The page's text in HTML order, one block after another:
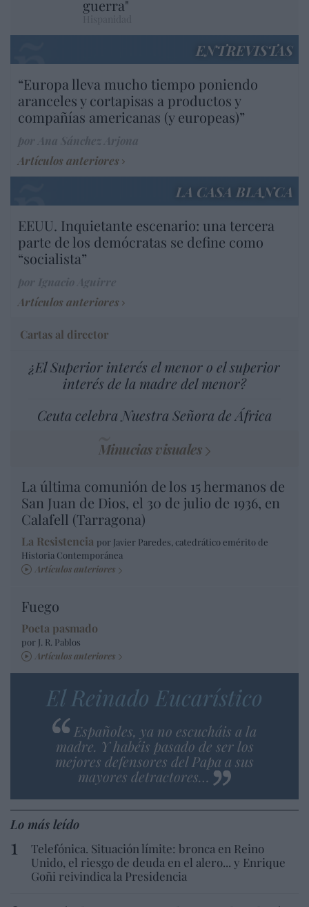
guerra"
ENTREVISTAS
“Europa lleva mucho tiempo poniendo
aranceles y cortapisas a productos y
compañías americanas (y europeas)”
Artículos anteriores
LA CASA BLANCA
EEUU. Inquietante escenario: una tercera
parte de los demócratas se define como
“socialista”
Artículos anteriores
Cartas al director
¿El Superior interés el menor o el superior
interés de la madre del menor?
Ceuta celebra Nuestra Señora de África
Minucias visuales
La última comunión de los 15 hermanos de
San Juan de Dios, el 30 de julio de 1936, en
Calafell (Tarragona)
La Resistencia por Javier Paredes, catedrático emérito de
Historia Contemporánea
Artículos anteriores
Fuego
Poeta pasmado
por J. R. Pablos
Artículos anteriores
El Reinado Eucarístico
Españoles, ya no escucháis a la
madre. Y habéis pasado de ser los
mejores defensores del Papa a sus
mayores detractores…
Lo más leído
Telefónica. Situación límite: bronca en Reino
Unido, el riesgo de deuda en el alero... y Enrique
Goñi reivindica la Presidencia